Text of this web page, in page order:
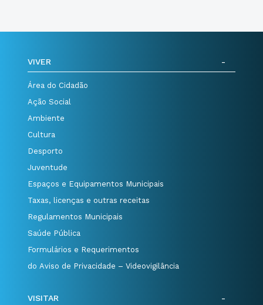
VIVER
Área do Cidadão
Ação Social
Ambiente
Cultura
Desporto
Juventude
Espaços e Equipamentos Municipais
Taxas, licenças e outras receitas
Regulamentos Municipais
Saúde Pública
Formulários e Requerimentos
do Aviso de Privacidade – Videovigilância
VISITAR